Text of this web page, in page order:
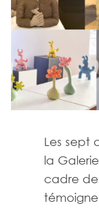
Les sept
la
cadre de